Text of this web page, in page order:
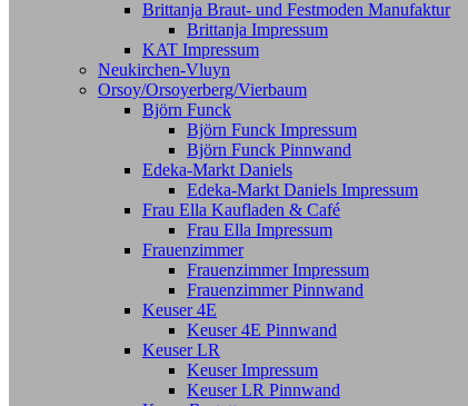
Brittanja Braut- und Festmoden Manufaktur
Brittanja Impressum
KAT Impressum
Neukirchen-Vluyn
Orsoy/Orsoyerberg/Vierbaum
Björn Funck
Björn Funck Impressum
Björn Funck Pinnwand
Edeka-Markt Daniels
Edeka-Markt Daniels Impressum
Frau Ella Kaufladen & Café
Frau Ella Impressum
Frauenzimmer
Frauenzimmer Impressum
Frauenzimmer Pinnwand
Keuser 4E
Keuser 4E Pinnwand
Keuser LR
Keuser Impressum
Keuser LR Pinnwand